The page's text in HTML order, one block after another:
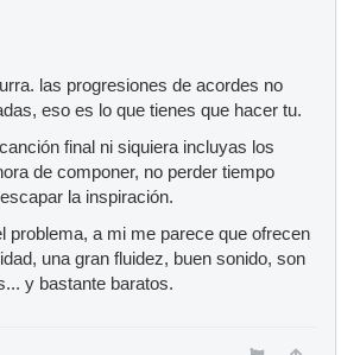
las progresiones de acordes no
eso es lo que tienes que hacer tu.
final ni siquiera incluyas los
de componer, no perder tiempo
la inspiración.
problema, a mi me parece que ofrecen
una gran fluidez, buen sonido, son
y bastante baratos.